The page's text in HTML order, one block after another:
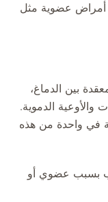
أمراض عضوية مثل
بين الدماغ،
والأوعية الدموية.
في واحدة من هذه
بسبب عضوي أو